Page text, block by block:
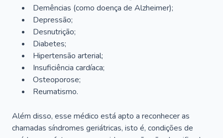
Demências (como doença de Alzheimer);
Depressão;
Desnutrição;
Diabetes;
Hipertensão arterial;
Insuficiência cardíaca;
Osteoporose;
Reumatismo.
Além disso, esse médico está apto a reconhecer as
chamadas síndromes geriátricas, isto é, condições de